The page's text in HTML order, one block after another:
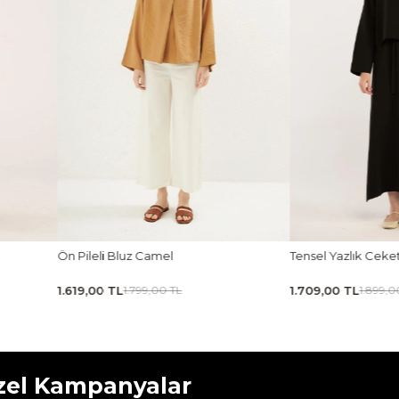
Tensel Yazlık Ceket Siyah
1.709,00 TL1.899,00 TL
Tensel Jile Elbise
1.979,00 TL2.199,00
Kampanyalar